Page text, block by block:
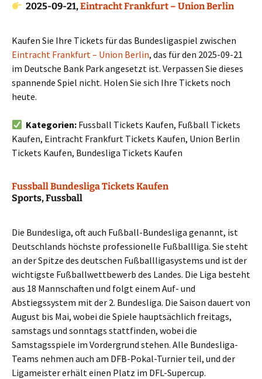
2025-09-21,Eintracht Frankfurt – Union Berlin
Kaufen Sie Ihre Tickets für das Bundesligaspiel zwischen
Eintracht Frankfurt – Union Berlin, das für den 2025-09-21
im Deutsche Bank Park angesetzt ist. Verpassen Sie dieses
spannende Spiel nicht. Holen Sie sich Ihre Tickets noch
heute.
Kategorien: Fussball Tickets Kaufen, Fußball Tickets
Kaufen, Eintracht Frankfurt Tickets Kaufen, Union Berlin
Tickets Kaufen, Bundesliga Tickets Kaufen
Fussball Bundesliga Tickets Kaufen
Sports, Fussball
Die Bundesliga, oft auch Fußball-Bundesliga genannt, ist
Deutschlands höchste professionelle Fußballliga. Sie steht
an der Spitze des deutschen Fußballligasystems und ist der
wichtigste Fußballwettbewerb des Landes. Die Liga besteht
aus 18 Mannschaften und folgt einem Auf- und
Abstiegssystem mit der 2. Bundesliga. Die Saison dauert von
August bis Mai, wobei die Spiele hauptsächlich freitags,
samstags und sonntags stattfinden, wobei die
Samstagsspiele im Vordergrund stehen. Alle Bundesliga-
Teams nehmen auch am DFB-Pokal-Turnier teil, und der
Ligameister erhält einen Platz im DFL-Supercup.